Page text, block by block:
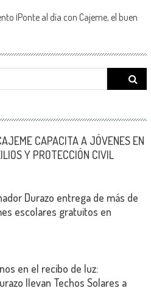
¡Ponte al día con Cajeme, el buen
Search
for:
CAPACITA A JÓVENES EN
Y PROTECCIÓN CIVIL
Durazo entrega de más de
escolares gratuitos en
en el recibo de luz:
llevan Techos Solares a